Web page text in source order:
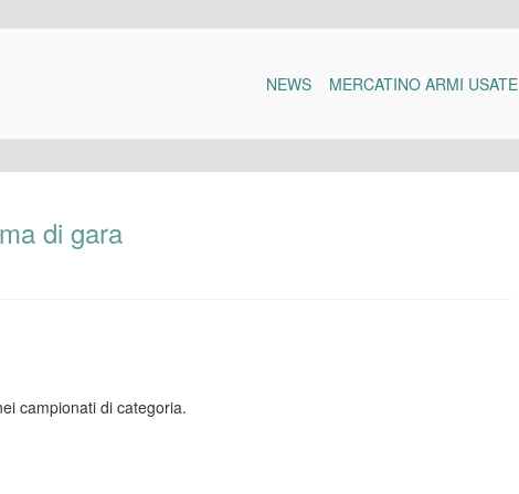
NEWS MERCATINO ARMI USATE
di gara
campionati di categoria.